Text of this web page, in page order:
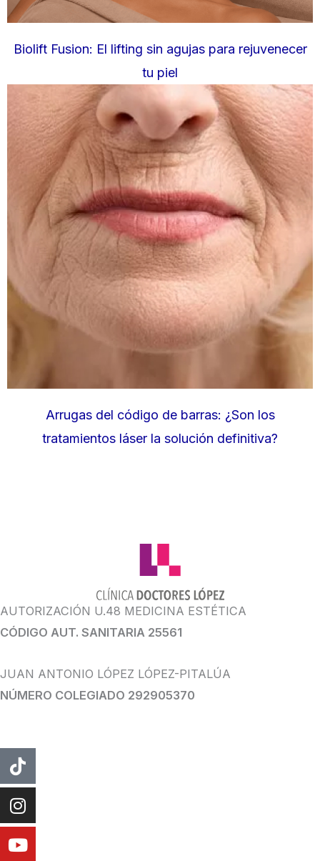
Biolift Fusion: El lifting sin agujas para rejuvenecer
tu piel
Arrugas del código de barras: ¿Son los
tratamientos láser la solución definitiva?
AUTORIZACIÓN U.48 MEDICINA ESTÉTICA
CÓDIGO AUT. SANITARIA 25561
JUAN ANTONIO LÓPEZ LÓPEZ-PITALÚA
NÚMERO COLEGIADO 292905370
Tiktok
Instagram
Youtube
Facebook
Whatsapp